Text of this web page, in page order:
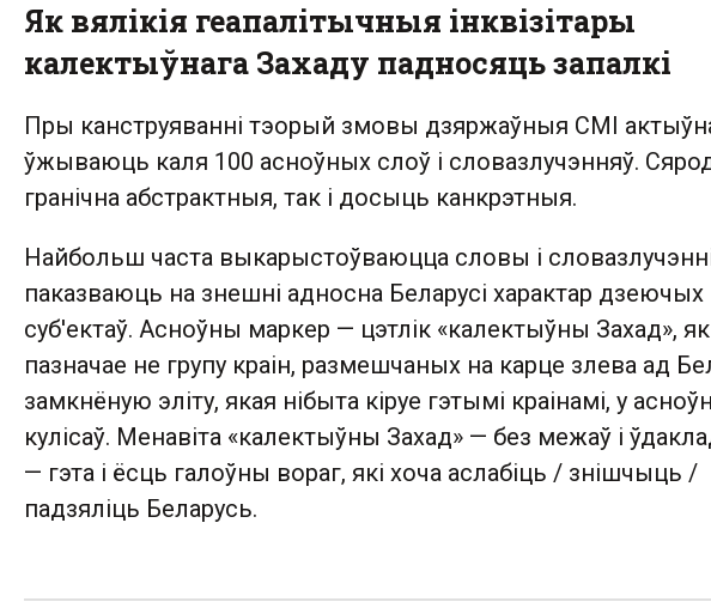
Як вялікія геапалітычныя інквізітары
калектыўнага Захаду падносяць запалкі
Пры канструяванні тэорый змовы дзяржаўныя СМІ
ўжываюць каля 100 асноўных слоў і словазлучэнняў.
гранічна абстрактныя, так і досыць канкрэтныя.
Найбольш часта выкарыстоўваюцца словы і
паказваюць на знешні адносна Беларусі характар дзеючых
суб'ектаў. Асноўны маркер — цэтлік «калектыўны Захад»,
пазначае не групу краін, размешчаных на карце злева ад
замкнёную эліту, якая нібыта кіруе гэтымі краінамі, у
кулісаў. Менавіта «калектыўны Захад» — без межаў і
— гэта і ёсць галоўны вораг, які хоча аслабіць / знішчыць /
падзяліць Беларусь.